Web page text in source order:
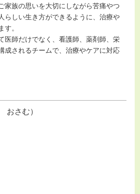
家族の思いを大切にしながら苦痛やつ
らしい生き方ができるように、治療や
す。
医師だけでなく、看護師、薬剤師、栄
成されるチームで、治療やケアに対応
さむ）